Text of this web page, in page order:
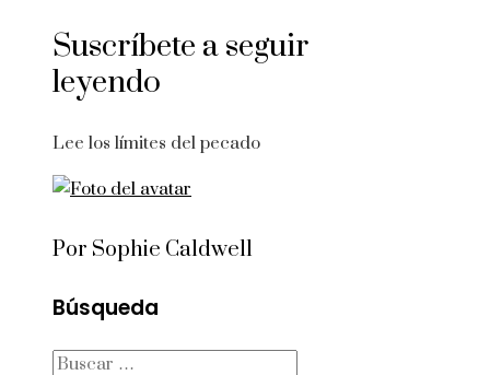
Suscríbete a seguir
leyendo
Lee los límites del pecado
Por Sophie Caldwell
Búsqueda
Buscar: